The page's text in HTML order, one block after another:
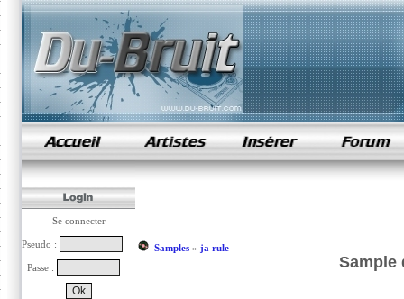
samples de rap
Se connecter
Pseudo :
Passe :
Samples» ja rule
Sample